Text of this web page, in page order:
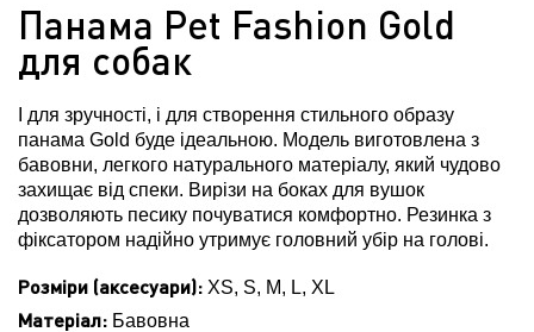
Панама Pet Fashion Gold
для собак
І для зручності, і для створення стильного образу
панама Gold буде ідеальною. Модель виготовлена з
бавовни, легкого натурального матеріалу, який чудово
захищає від спеки. Вирізи на боках для вушок
дозволяють песику почуватися комфортно. Резинка з
фіксатором надійно утримує головний убір на голові.
Розміри (аксесуари): XS, S, M, L, XL
Матеріал: Бавовна